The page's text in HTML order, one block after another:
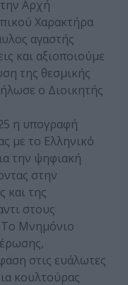
Αρχή
Χαρακτήρα
αγαστής
και αξιοποιούμε
της θεσμικής
ο Διοικητής
η υπογραφή
με το Ελληνικό
την ψηφιακή
στην
και της
στους
Μνημόνιο
στις ευάλωτες
κουλτούρας